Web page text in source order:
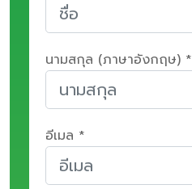
นามสกุล (ภาษาอังกฤษ) *
อีเมล *